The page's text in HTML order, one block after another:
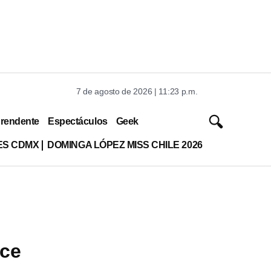
7 de agosto de 2026 | 11:23 p.m.
Espectáculos Geek
CDMX DOMINGA LÓPEZ MISS CHILE 2026